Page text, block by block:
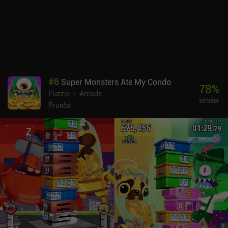
#8 Super Monsters Ate My Condo
Puzzle
Arcade
Prueba
78%
similar